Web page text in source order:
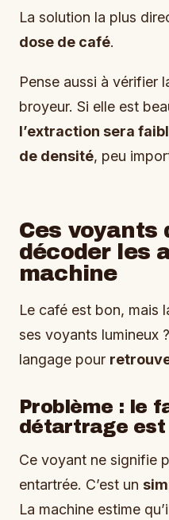
La solution la plus
dose de café.
Pense aussi à vérifier
broyeur. Si elle est
l’extraction sera
de densité, peu
Ces voyants
décoder les
machine
Le café est bon, mais
ses voyants lumineux
langage pour
Problème : le
détartrage est
Ce voyant ne signifie
entartrée. C’est un
La machine estime